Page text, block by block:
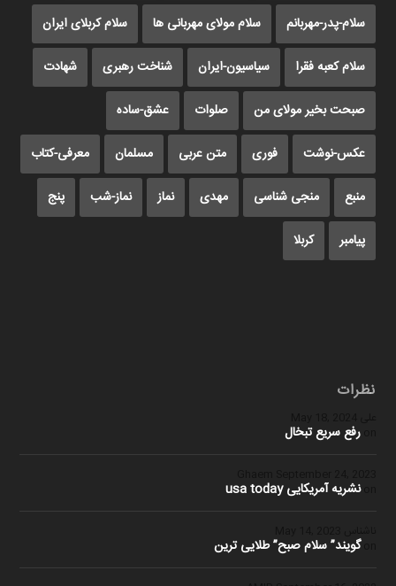
سلام-پدر-مهربانم سلام مولای مهربانی ها سلام کربلای ایران
سلام کعبه فقرا سیاسیون-ایران شناخت رهبری شهادت
صبحت بخیر مولای من صلوات عشق-ساده
عکس-نوشت فوری متن عربی مسلمان معرفی-کتاب
منبع منجی شناسی مهدی نماز نماز-شب پنج
پیامبر کربلا
نظرات
علی
رفع سریع تبخال
نشریه آمریکایی usa today
گویند” سلام صبح” طلایی ترین